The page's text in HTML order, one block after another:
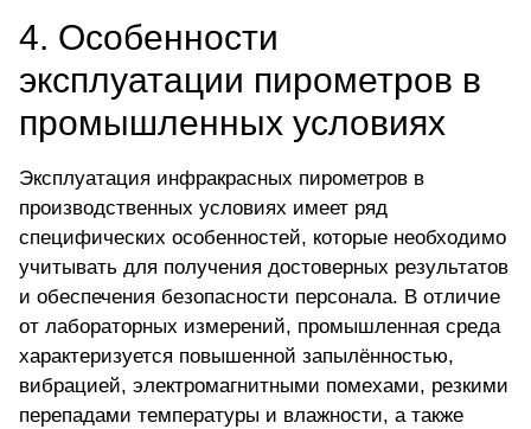
4. Особенности
эксплуатации пирометров в
промышленных условиях
Эксплуатация инфракрасных пирометров в
производственных условиях имеет ряд
специфических особенностей, которые необходимо
учитывать для получения достоверных результатов
и обеспечения безопасности персонала. В отличие
от лабораторных измерений, промышленная среда
характеризуется повышенной запылённостью,
вибрацией, электромагнитными помехами, резкими
перепадами температуры и влажности, а также